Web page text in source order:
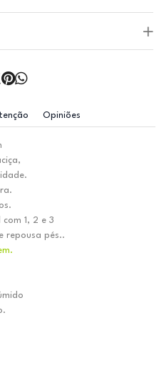
Opiniões
1, 2 e 3
repousa pés..